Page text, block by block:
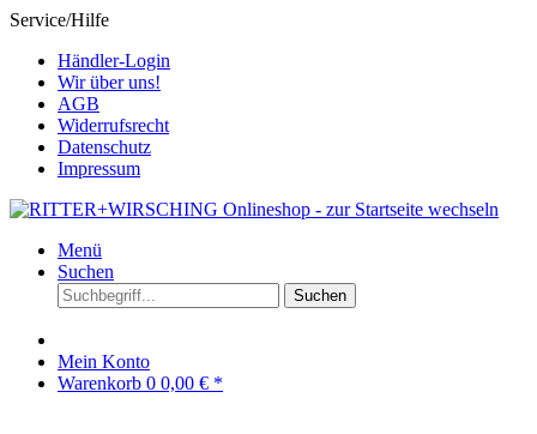
Service/Hilfe
Händler-Login
Wir über uns!
AGB
Widerrufsrecht
Datenschutz
Impressum
Menü
Suchen
Suchen
Mein Konto
Warenkorb 0 0,00 € *